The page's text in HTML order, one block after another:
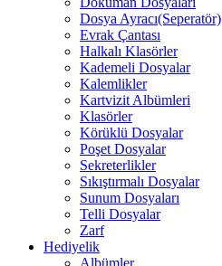
Dosya Ayracı(Seperatör)
Evrak Çantası
Halkalı Klasörler
Kademeli Dosyalar
Kalemlikler
Kartvizit Albümleri
Klasörler
Körüklü Dosyalar
Poşet Dosyalar
Sekreterlikler
Sıkıştırmalı Dosyalar
Sunum Dosyaları
Telli Dosyalar
Zarf
Hediyelik
Albümler